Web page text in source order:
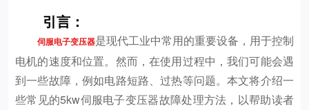
引言：
伺服电子变压器是现代工业中常用的重要设备，用于控制
电机的速度和位置。然而，在使用过程中，我们可能会遇
到一些故障，例如电路短路、过热等问题。本文将介绍一
些常见的5kw伺服电子变压器故障处理方法，以帮助读者